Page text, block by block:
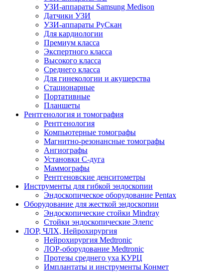
УЗИ-аппараты Samsung Medison
Датчики УЗИ
УЗИ-аппараты РуСкан
Для кардиологии
Премиум класса
Экспертного класса
Высокого класса
Среднего класса
Для гинекологии и акушерства
Стационарные
Портативные
Планшеты
Рентгенология и томография
Рентгенология
Компьютерные томографы
Магнитно-резонансные томографы
Ангиографы
Установки С-дуга
Маммографы
Рентгеновские денситометры
Инструменты для гибкой эндоскопии
Эндоскопическое оборудование Pentax
Оборудование для жесткой эндоскопии
Эндоскопические стойки Mindray
Стойки эндоскопические Элепс
ЛОР, ЧЛХ, Нейрохирургия
Нейрохирургия Medtronic
ЛОР-оборудование Medtronic
Протезы среднего уха КУРЦ
Имплантаты и инструменты Конмет